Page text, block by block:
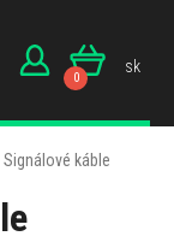
0
sk
Signálové káble